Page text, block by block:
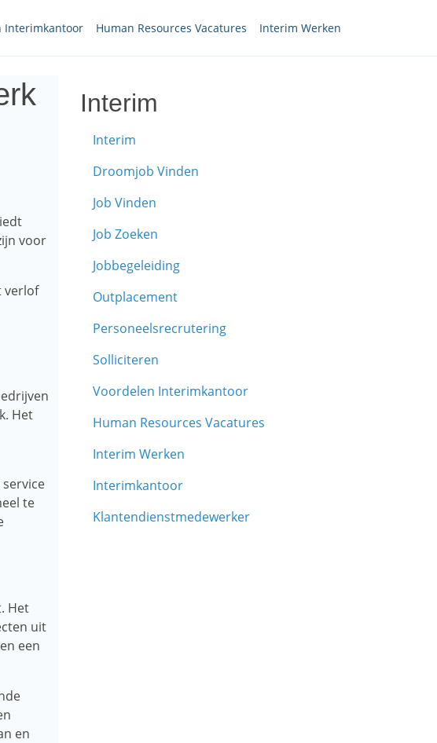
Interimkantoor Human Resources Vacatures Interim Werken
voor
verlof
Het
te
Het
uit
een
en
Interim
Interim
Droomjob Vinden
Job Vinden
Job Zoeken
Jobbegeleiding
Outplacement
Personeelsrecrutering
Solliciteren
Voordelen Interimkantoor
Human Resources Vacatures
Interim Werken
Interimkantoor
Klantendienstmedewerker